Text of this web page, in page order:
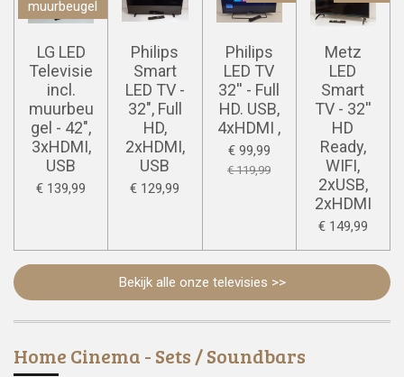
muurbeugel
LG LED
Televisie
incl.
muurbeu
gel - 42",
3xHDMI,
USB
€ 139,99
Philips
Smart
LED TV -
32", Full
HD,
2xHDMI,
USB
€ 129,99
Philips
LED TV
32'' - Full
HD. USB,
4xHDMI ,
€ 99,99
€ 119,99
Metz
LED
Smart
TV - 32''
HD
Ready,
WIFI,
2xUSB,
2xHDMI
€ 149,99
Bekijk alle onze televisies >>
Home Cinema - Sets / Soundbars